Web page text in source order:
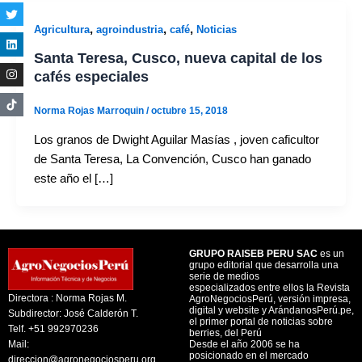
Agricultura, agroindustria, café, Noticias
Santa Teresa, Cusco, nueva capital de los
cafés especiales
Norma Rojas Marroquin /octubre 15, 2018
Los granos de Dwight Aguilar Masías , joven caficultor
de Santa Teresa, La Convención, Cusco han ganado
este año el […]
Directora : Norma Rojas M.
Subdirector: José Calderón T.
Telf. +51 992970236
Mail:
direccion@agronegociosperu.org
GRUPO RAISEB PERU SAC es un
grupo editorial que desarrolla una
serie de medios
especializados entre ellos la Revista
AgroNegociosPerú, versión impresa,
digital y website y ArándanosPerú.pe,
el primer portal de noticias sobre
berries, del Perú
Desde el año 2006 se ha
posicionado en el mercado